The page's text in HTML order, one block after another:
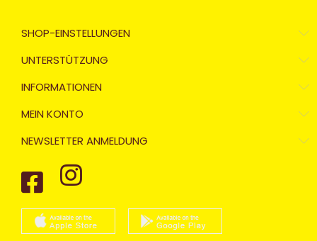
SHOP-EINSTELLUNGEN
UNTERSTÜTZUNG
INFORMATIONEN
MEIN KONTO
NEWSLETTER ANMELDUNG